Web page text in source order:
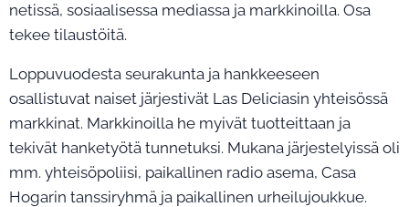
netissä, sosiaalisessa mediassa ja markkinoilla. Osa
tekee tilaustöitä.
Loppuvuodesta seurakunta ja hankkeeseen
osallistuvat naiset järjestivät Las Deliciasin yhteisössä
markkinat. Markkinoilla he myivät tuotteittaan ja
tekivät hanketyötä tunnetuksi. Mukana järjestelyissä oli
mm. yhteisöpoliisi, paikallinen radio asema, Casa
Hogarin tanssiryhmä ja paikallinen urheilujoukkue.